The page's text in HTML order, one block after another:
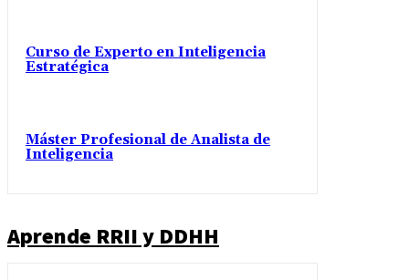
Curso de Experto en Inteligencia
Estratégica
Máster Profesional de Analista de
Inteligencia
Aprende RRII y DDHH